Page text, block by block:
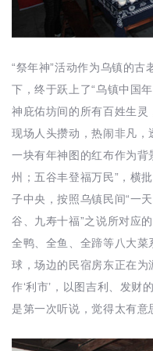
“祭年神”活动作为乌镇的古
下，终于跃上了“乌镇中国
神庇佑坊间的所有百姓生
现场人头攒动，热闹非凡，
一块有年神图的红布作为背
州；五谷丰登福万民”，横
子中央，按照乌镇民间“一
谷、九寿十福”之说所对应
全鸭、全鱼、全蹄等八大
球，场边的民宿房东正在为
作‘利市’，以图吉利、发
是第一次听说，觉得太有意